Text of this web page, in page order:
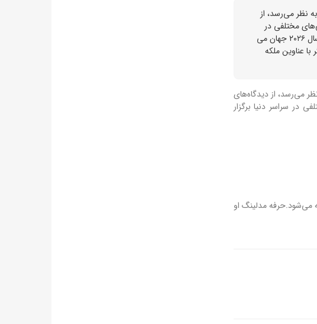
نظر می‌رسد، از
مختلفی در
سراسر دنیا برگزار می‌شود تا عنوان زیباترین زن جهان را به یک نفر اعطا کند. در این مقاله، ما به معرفی چهره برتر زیباترین زن سال ۲٠۲۶ جهان می
با عناوین ملکه
می‌رسد، از دیدگاه‌های
در سراسر دنیا برگزار
می‌شود.حرفه مدلینگ او